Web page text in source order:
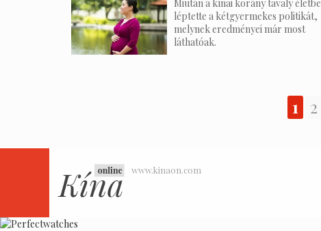
Miután a kínai korány tavaly életbe
léptette a kétgyermekes politikát,
melynek eredményei már most
láthatóak.
1 2
www.kinaon.com